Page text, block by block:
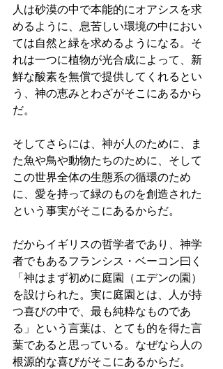
人は砂漠の中で本能的にオアシスを求
めるように、息苦しい環境の中におい
ては自然と緑を求めるようになる。そ
れは一つに植物が光合成によって、新
鮮な酸素を無償で提供してくれるとい
う、神の恵みとわざがそこにあるから
だ。
そしてさらには、神が人のために、ま
た魚や鳥や動物たちのために、そして
この世界全体の生態系の循環のため
に、愛を持って緑のものを創造された
という事実がそこにあるからだ。
だからイギリスの哲学者であり、神学
者でもあるフランシス・ベーコン曰く
「神はまず初めに庭園（エデンの園）
を設けられた。実に庭園とは、人が持
つ喜びの中で、最も純粋なものであ
る」という言葉は、とても的を得た言
葉であると思っている。なぜなら人の
根源的な喜びがそこにあるからだ。